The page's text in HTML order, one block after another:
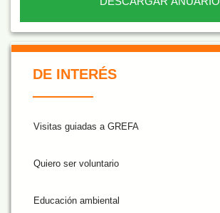
De Interés NARANJA
DE INTERÉS
Visitas guiadas a GREFA
Quiero ser voluntario
Educación ambiental